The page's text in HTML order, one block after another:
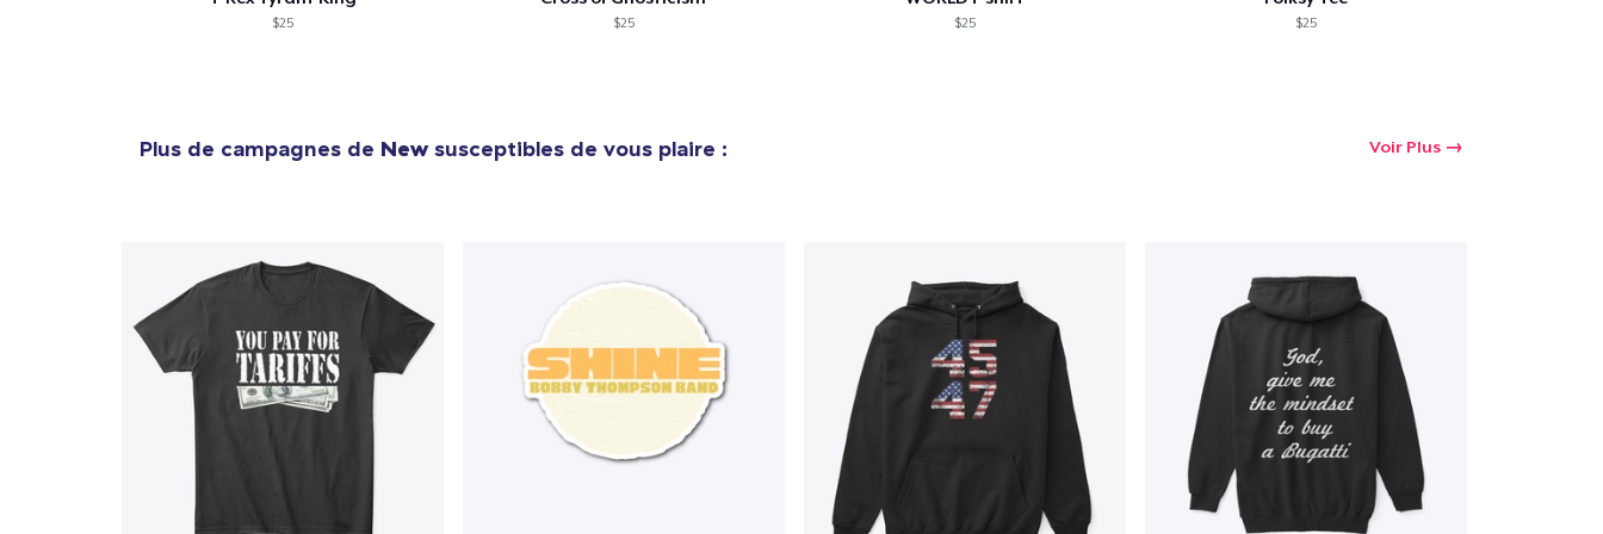
$25 $25 $25 $25
Plus de campagnes de Newsusceptibles de vous plaire : Voir Plus